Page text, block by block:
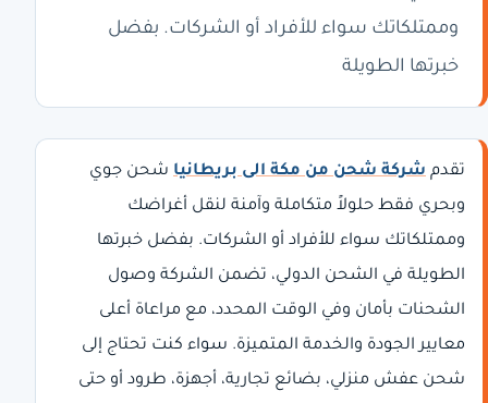
وممتلكاتك سواء للأفراد أو الشركات. بفضل
خبرتها الطويلة
تقدم شركة شحن من مكة الى بريطانيا شحن جوي
وبحري فقط حلولاً متكاملة وآمنة لنقل أغراضك
وممتلكاتك سواء للأفراد أو الشركات. بفضل خبرتها
الطويلة في الشحن الدولي، تضمن الشركة وصول
الشحنات بأمان وفي الوقت المحدد، مع مراعاة أعلى
معايير الجودة والخدمة المتميزة. سواء كنت تحتاج إلى
شحن عفش منزلي، بضائع تجارية، أجهزة، طرود أو حتى